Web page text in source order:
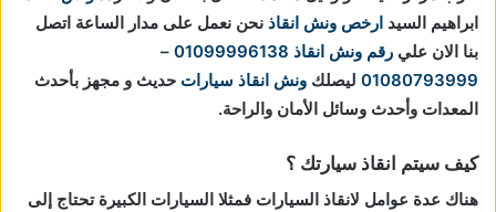
ابراهيم السيد ارخص ونش انقاذ نحن نعمل على مدار الساعة اتصل
بنا الان علي رقم ونش انقاذ 01099996138
–
01080793999 ليصلك ونش انقاذ سيارات حديث و مجهز بأحدث
المعدات وأحدث وسائل الأمان والراحة.
كيف سيتم انقاذ سيارتك ؟
هناك عدة عوامل لانقاذ السيارات فمثلا السيارات الكبيرة تحتاج إلى